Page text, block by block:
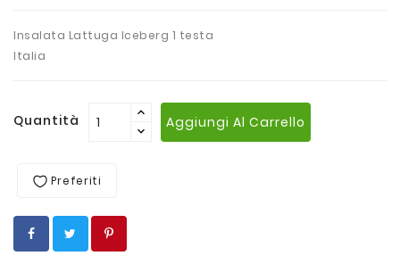
Insalata Lattuga Iceberg 1 testa
Italia
Quantità Aggiungi Al Carrello
Preferiti